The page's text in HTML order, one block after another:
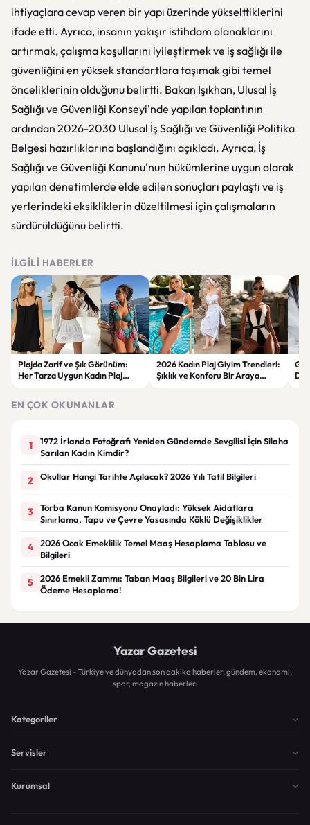
ihtiyaçlara cevap veren bir yapı üzerinde yükselttiklerini
ifade etti. Ayrıca, insanın yakışır istihdam olanaklarını
artırmak, çalışma koşullarını iyileştirmek ve iş sağlığı ile
güvenliğini en yüksek standartlara taşımak gibi temel
önceliklerinin olduğunu belirtti. Bakan Işıkhan, Ulusal İş
Sağlığı ve Güvenliği Konseyi'nde yapılan toplantının
ardından 2026-2030 Ulusal İş Sağlığı ve Güvenliği Politika
Belgesi hazırlıklarına başlandığını açıkladı. Ayrıca, İş
Sağlığı ve Güvenliği Kanunu'nun hükümlerine uygun olarak
yapılan denetimlerde elde edilen sonuçları paylaştı ve iş
yerlerindeki eksikliklerin düzeltilmesi için çalışmaların
sürdürüldüğünü belirtti.
İLGILI HABERLER
Plajda Zarif ve Şık Görünüm:
Her Tarza Uygun Kadın Plaj
2026 Kadın Plaj Giyim Trendleri:
Şıklık ve Konforu Bir Araya
EN ÇOK OKUNANLAR
1
1972 İrlanda Fotoğrafı Yeniden Gündemde Sevgilisi İçin Silaha
Sarılan Kadın Kimdir?
2 Okullar Hangi Tarihte Açılacak? 2026 Yılı Tatil Bilgileri
3
Torba Kanun Komisyonu Onayladı: Yüksek Aidatlara
Sınırlama, Tapu ve Çevre Yasasında Köklü Değişiklikler
4
2026 Ocak Emeklilik Temel Maaş Hesaplama Tablosu ve
Bilgileri
5
2026 Emekli Zammı: Taban Maaş Bilgileri ve 20 Bin Lira
Ödeme Hesaplama!
Yazar Gazetesi
Yazar Gazetesi - Türkiye ve dünyadan son dakika haberler, gündem, ekonomi,
spor, magazin haberleri
Kategoriler
Servisler
Kurumsal